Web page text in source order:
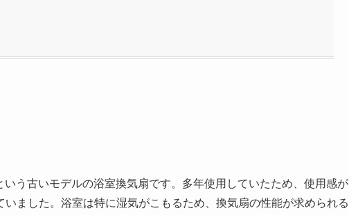
う古いモデルの浴室換気扇です。多年使用していたため、使用感が
ました。浴室は特に湿気がこもるため、換気扇の性能が求められる